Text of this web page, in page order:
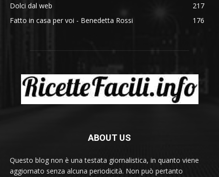
Dolci dal web
217
Fatto in casa per voi - Benedetta Rossi
176
ABOUT US
Questo blog non è una testata giornalistica, in quanto viene
aggiornato senza alcuna periodicità. Non può pertanto